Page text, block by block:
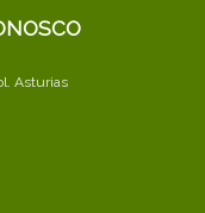
Asturias